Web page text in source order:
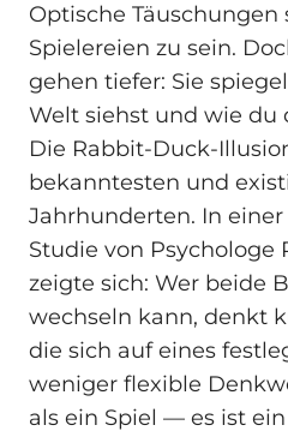
Optische Täuschungen
Spielereien zu sein.
gehen tiefer: Sie
Welt siehst und wie du
Die Rabbit-Duck-
bekanntesten und
Jahrhunderten. In
Studie von Psychologe
zeigte sich: Wer beide
wechseln kann, denkt
die sich auf eines
weniger flexible
als ein Spiel — es ist